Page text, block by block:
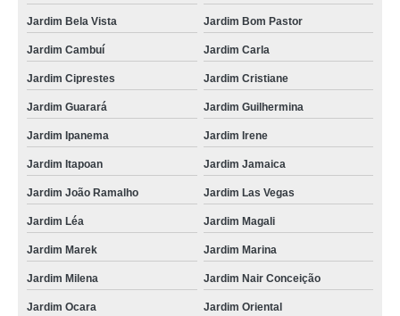
Jardim Bela Vista Jardim Bom Pastor
Jardim Cambuí Jardim Carla
Jardim Ciprestes Jardim Cristiane
Jardim Guarará Jardim Guilhermina
Jardim Ipanema Jardim Irene
Jardim Itapoan Jardim Jamaica
Jardim João Ramalho Jardim Las Vegas
Jardim Léa Jardim Magali
Jardim Marek Jardim Marina
Jardim Milena Jardim Nair Conceição
Jardim Ocara Jardim Oriental